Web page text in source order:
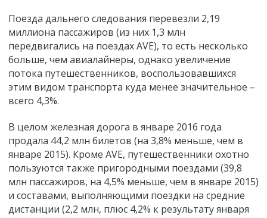
Поезда дальнего следования перевезли 2,19
миллиона пассажиров (из них 1,3 млн
передвигались на поездах AVE), то есть несколько
больше, чем авиалайнеры, однако увеличение
потока путешественников, воспользовавшихся
этим видом транспорта куда менее значительное –
всего 4,3%.
В целом железная дорога в январе 2016 года
продала 44,2 млн билетов (на 3,8% меньше, чем в
январе 2015). Кроме AVE, путешественники охотно
пользуются также пригородными поездами (39,8
млн пассажиров, на 4,5% меньше, чем в январе 2015)
и составами, выполняющими поездки на средние
дистанции (2,2 млн, плюс 4,2% к результату января